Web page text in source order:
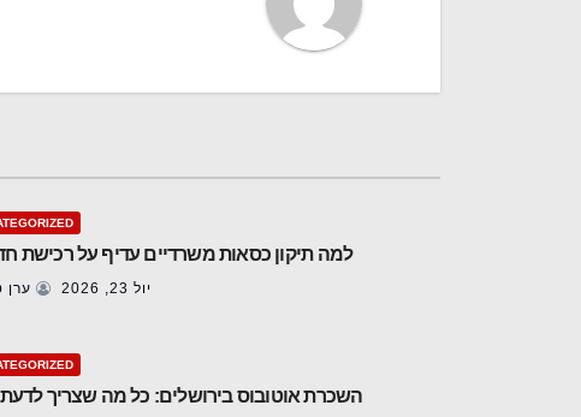
למה תיקון כסאות משרדיים עדיף על רכישת
יול 23, 2026 ערן
השכרת אוטובוס בירושלים: כל מה שצריך לדעת